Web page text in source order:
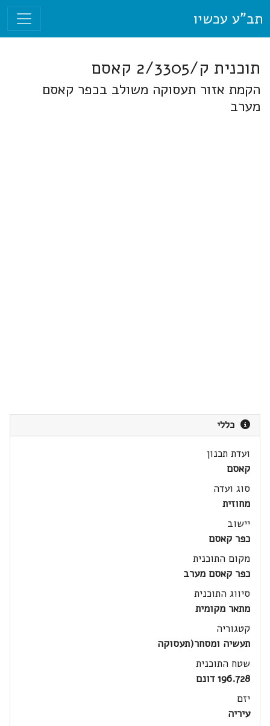
תב"ע עכשיו
תוכנית ק/2/3305 קאסם
הקמת אזור תעסוקה משולב בכפר קאסם
מערב
כללי
ועדת תכנון
קאסם
סוג ועדה
מחוזית
יישוב
כפר קאסם
מקום התוכנית
כפר קאסם מערב
סיווג התוכנית
מתאר מקומית
קטגוריה
תעשיה ומסחר(תעסוקה
שטח התוכנית
196.728 דונם
יזם
עיריה